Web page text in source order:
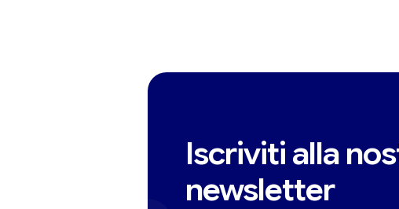
Iscriviti alla
newsletter